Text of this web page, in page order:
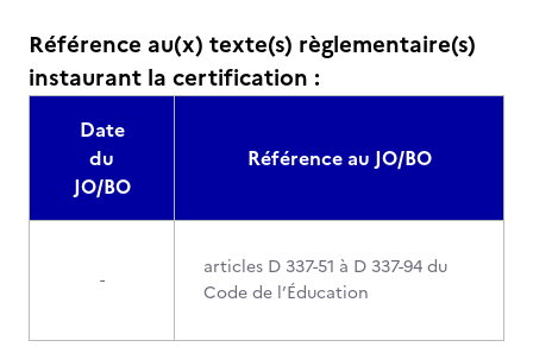
Référence au(x) texte(s) règlementaire(s)
instaurant la certification :
Date
du
JO/BO
Référence au JO/BO
-
articles D 337-51 à D 337-94 du
Code de l’Éducation